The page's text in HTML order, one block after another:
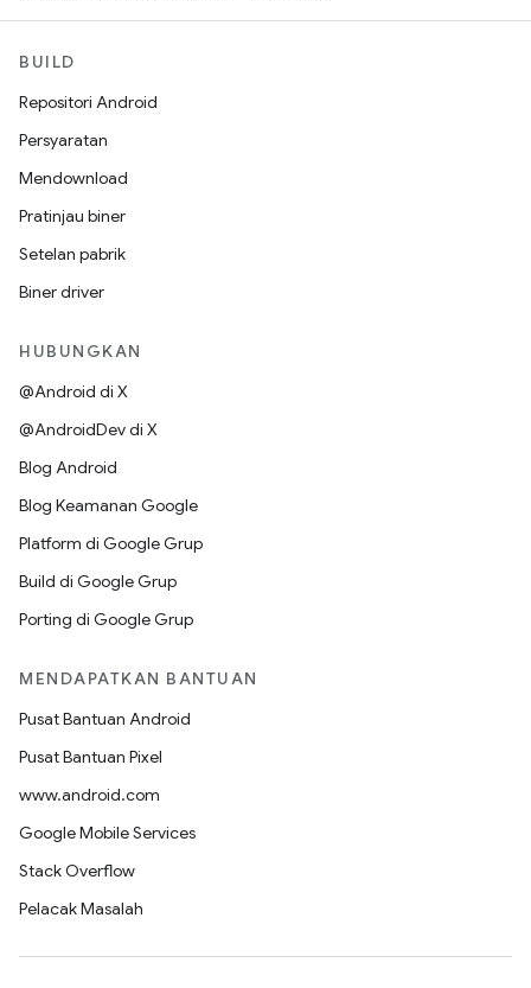
BUILD
Repositori Android
Persyaratan
Mendownload
Pratinjau biner
Setelan pabrik
Biner driver
HUBUNGKAN
@Android di X
@AndroidDev di X
Blog Android
Blog Keamanan Google
Platform di Google Grup
Build di Google Grup
Porting di Google Grup
MENDAPATKAN BANTUAN
Pusat Bantuan Android
Pusat Bantuan Pixel
www.android.com
Google Mobile Services
Stack Overflow
Pelacak Masalah